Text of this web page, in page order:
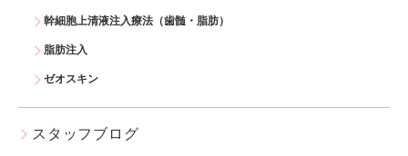
幹細胞上清液注入療法（歯髄・脂肪）
脂肪注入
ゼオスキン
スタッフブログ